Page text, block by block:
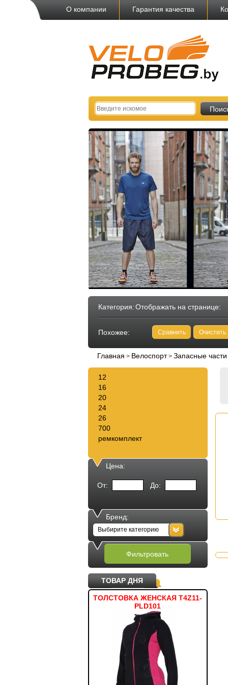
О компании Гарантия качества
Категория:Отображать на странице:
Похожее: Сравнить Очистить
Главная > Велоспорт> Запасные части
12
16
20
24
26
700
ремкомплект
Цена:
От: До:
Бренд:
Выбирите категорию
Фильтровать
ТОВАР ДНЯ
ТОЛСТОВКА ЖЕНСКАЯ T4Z11-
PLD101